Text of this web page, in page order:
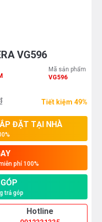
VG596
Mã sản phẩm
VG596
Tiết kiệm 49%
ĐẶT TẠI NHÀ
phí 100%
trả góp
Hotline